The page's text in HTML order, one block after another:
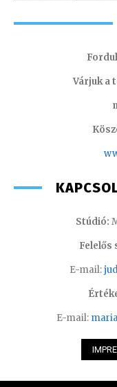
Várjuk a
Stúdió:
Felelős
E-mail:
E-mail: